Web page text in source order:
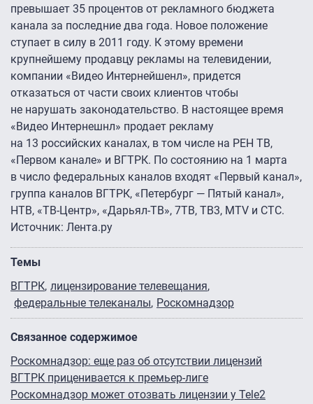
превышает 35 процентов от рекламного бюджета
канала за последние два года. Новое положение
ступает в силу в 2011 году. К этому времени
крупнейшему продавцу рекламы на телевидении,
компании «Видео Интернейшенл», придется
отказаться от части своих клиентов чтобы
не нарушать законодательство. В настоящее время
«Видео Интернешнл» продает рекламу
на 13 российских каналах, в том числе на РЕН ТВ,
«Первом канале» и ВГТРК. По состоянию на 1 марта
в число федеральных каналов входят «Первый канал»,
группа каналов ВГТРК, «Петербург — Пятый канал»,
НТВ, «ТВ-Центр», «Дарьял-ТВ», 7ТВ, ТВ3, MTV и СТС.
Источник: Лента.ру
Темы
ВГТРК лицензирование телевещания
федеральные телеканалы Роскомнадзор
Связанное содержимое
Роскомнадзор: еще раз об отсутствии лицензий
ВГТРК приценивается к премьер-лиге
Роскомнадзор может отозвать лицензии у Tele2